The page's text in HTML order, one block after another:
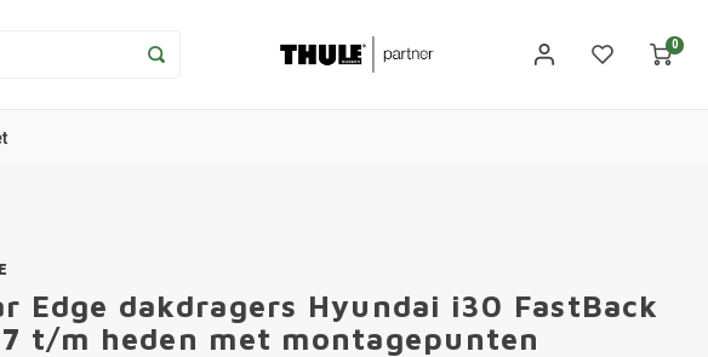
0
Edge dakdragers Hyundai i30 FastBack
t/m heden met montagepunten